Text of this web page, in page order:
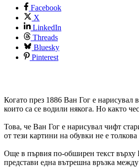
Facebook
X
LinkedIn
Threads
Bluesky
Pinterest
Когато през 1886 Ван Гог е нарисувал
които са се водили някога. Но както
Това, че Ван Гог е нарисувал чифт
от тези картини на обувки не е
Още в първия по-обширен текст върху
представи една вътрешна връзка